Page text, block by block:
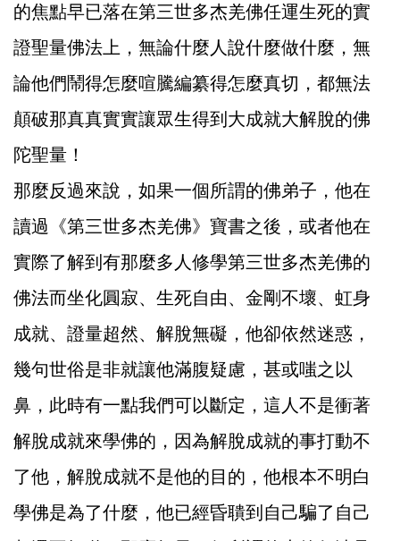
的焦點早已落在第三世多杰羌佛任運生死的實
證聖量佛法上，無論什麼人說什麼做什麼，無
論他們鬧得怎麼喧騰編纂得怎麼真切，都無法
顛破那真真實實讓眾生得到大成就大解脫的佛
陀聖量！
那麼反過來說，如果一個所謂的佛弟子，他在
讀過《第三世多杰羌佛》寶書之後，或者他在
實際了解到有那麼多人修學第三世多杰羌佛的
佛法而坐化圓寂、生死自由、金剛不壞、虹身
成就、證量超然、解脫無礙，他卻依然迷惑，
幾句世俗是非就讓他滿腹疑慮，甚或嗤之以
鼻，此時有一點我們可以斷定，這人不是衝著
解脫成就來學佛的，因為解脫成就的事打動不
了他，解脫成就不是他的目的，他根本不明白
學佛是為了什麼，他已經昏聵到自己騙了自己